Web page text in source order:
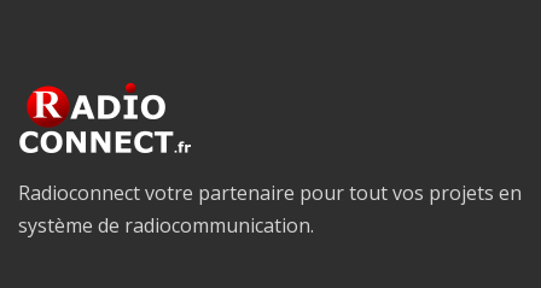
Radioconnect votre partenaire pour tout vos projets en
système de radiocommunication.